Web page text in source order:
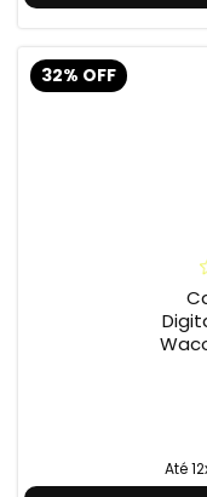
32% OFF
Até